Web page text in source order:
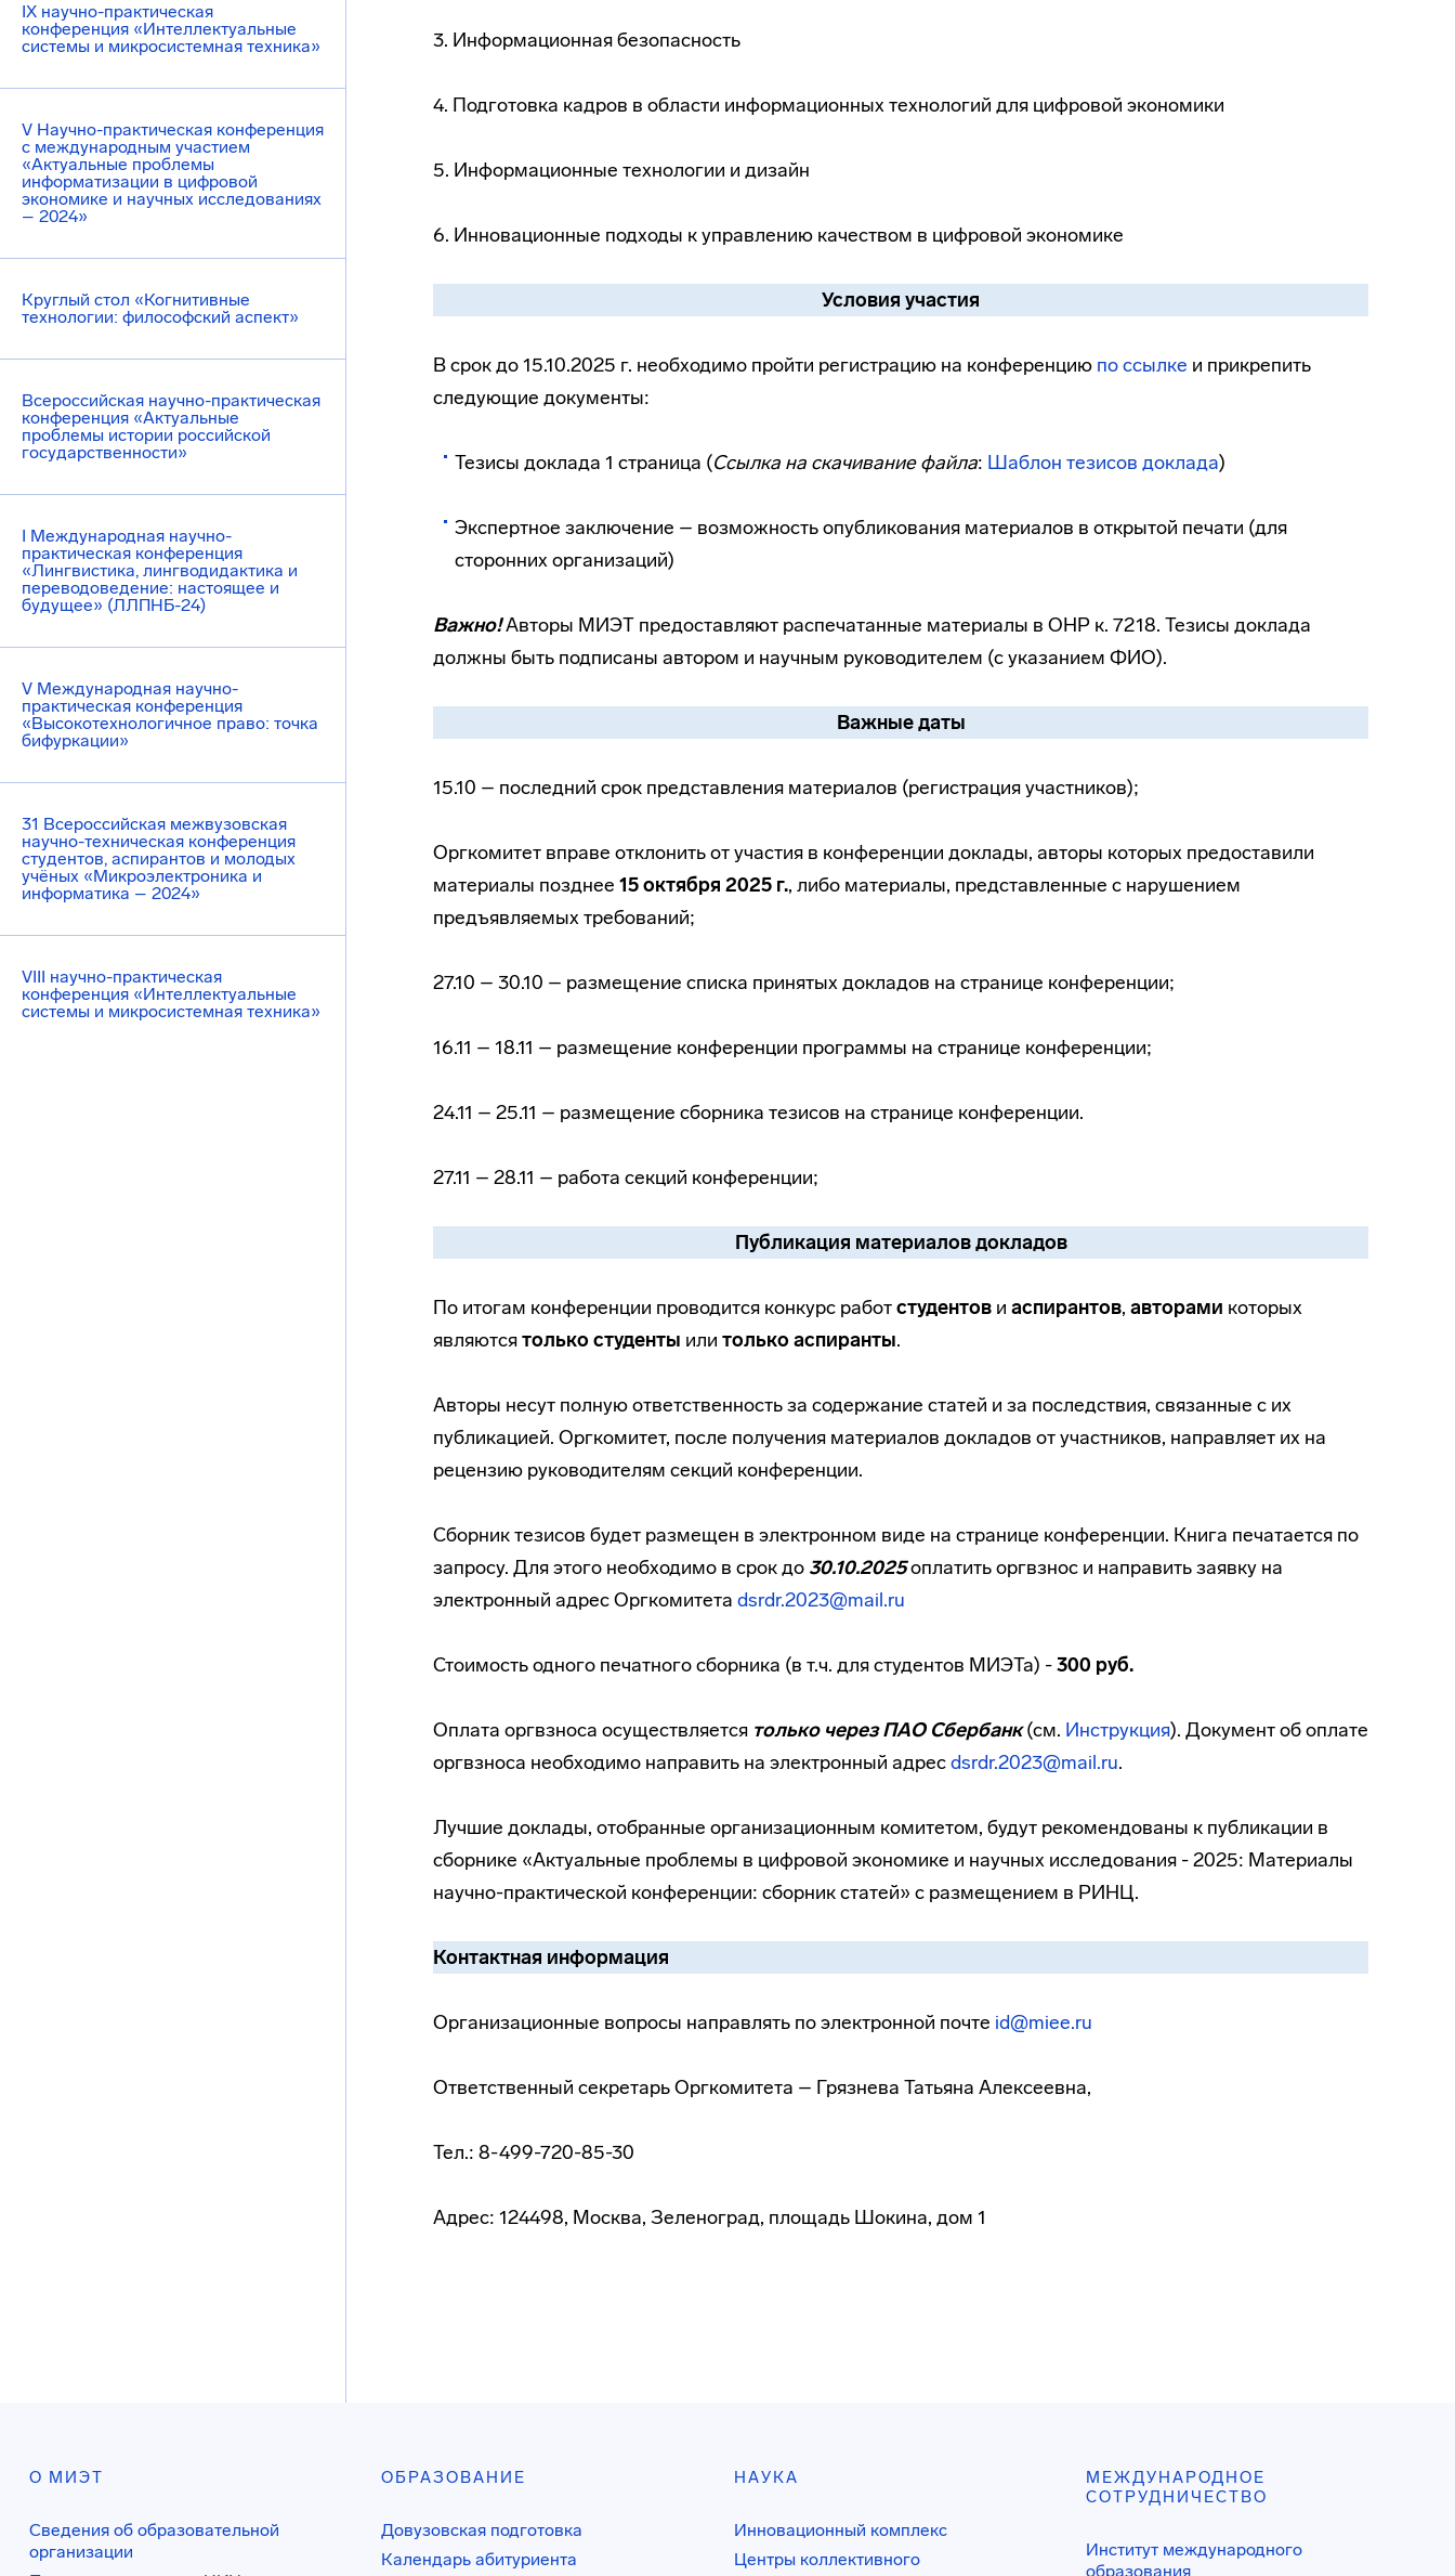
IX научно-практическая
конференция «Интеллектуальные
системы и микросистемная техника»
V Научно-практическая конференция
с международным участием
«Актуальные проблемы
информатизации в цифровой
экономике и научных исследованиях
– 2024»
Круглый стол «Когнитивные
технологии: философский аспект»
Всероссийская научно-практическая
конференция «Актуальные
проблемы истории российской
государственности»
I Международная научно-
практическая конференция
«Лингвистика, лингводидактика и
переводоведение: настоящее и
будущее» (ЛЛПНБ-24)
V Международная научно-
практическая конференция
«Высокотехнологичное право: точка
бифуркации»
31 Всероссийская межвузовская
научно-техническая конференция
студентов, аспирантов и молодых
учёных «Микроэлектроника и
информатика – 2024»
VIII научно-практическая
конференция «Интеллектуальные
системы и микросистемная техника»
3. Информационная безопасность
4. Подготовка кадров в области информационных технологий для цифровой экономики
5. Информационные технологии и дизайн
6. Инновационные подходы к управлению качеством в цифровой экономике
Условия участия
В срок до 15.10.2025 г. необходимо пройти регистрацию на конференцию поссылке и прикрепить
следующие документы:
Тезисы доклада 1 страница (Ссылка на скачивание файла: Шаблон тезисов доклада)
Экспертное заключение – возможность опубликования материалов в открытой печати (для
сторонних организаций)
Важно!Авторы МИЭТ предоставляют распечатанные материалы в ОНР к. 7218. Тезисы доклада
должны быть подписаны автором и научным руководителем (с указанием ФИО).
Важные даты
15.10 – последний срок представления материалов (регистрация участников);
Оргкомитет вправе отклонить от участия в конференции доклады, авторы которых предоставили
материалы позднее 15 октября 2025 г., либо материалы, представленные с нарушением
предъявляемых требований;
27.10 – 30.10 – размещение списка принятых докладов на странице конференции;
16.11 – 18.11 – размещение конференции программы на странице конференции;
24.11 – 25.11 – размещение сборника тезисов на странице конференции.
27.11 – 28.11 – работа секций конференции;
Публикация материалов докладов
По итогам конференции проводится конкурс работстудентов и аспирантов, авторами которых
являютсятолько студенты или только аспиранты.
Авторы несут полную ответственность за содержание статей и за последствия, связанные с их
публикацией. Оргкомитет, после получения материалов докладов от участников, направляет их на
рецензию руководителям секций конференции.
Сборник тезисов будет размещен в электронном виде на странице конференции. Книга печатается по
запросу. Для этого необходимо в срок до 30.10.2025оплатить оргвзнос и направить заявку на
электронный адрес Оргкомитета dsrdr.2023@mail.ru
Стоимость одного печатного сборника (в т.ч. для студентов МИЭТа) -300 руб.
Оплата оргвзноса осуществляется только через ПАО Сбербанк (см. Инструкция). Документ об оплате
оргвзноса необходимо направить на электронный адресdsrdr.2023@mail.ru.
Лучшие доклады, отобранные организационным комитетом, будут рекомендованы к публикации в
сборнике «Актуальные проблемы в цифровой экономике и научных исследования - 2025: Материалы
научно-практической конференции: сборник статей» с размещением в РИНЦ.
Контактная информация
Организационные вопросы направлять по электронной почте id@miee.ru
Ответственный секретарь Оргкомитета – Грязнева Татьяна Алексеевна,
Тел.: 8-499-720-85-30
Адрес: 124498, Москва, Зеленоград, площадь Шокина, дом 1
О МИЭТ
Сведения об образовательной
организации
ОБРАЗОВАНИЕ
Довузовская подготовка
Календарь абитуриента
НАУКА
Инновационный комплекс
Центры коллективного
МЕЖДУНАРОДНОЕ
СОТРУДНИЧЕСТВО
Институт международного
образования